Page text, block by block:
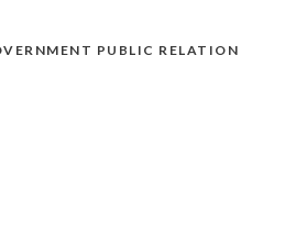
PUBLIC RELATION